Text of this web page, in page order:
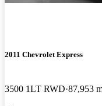
2011 Chevrolet Express
3500 1LT RWD 87,953